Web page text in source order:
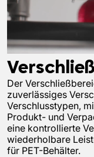
Der
zuverlässiges
Verschlusstypen,
Produkt- und
eine kontrollierte
wiederholbare
für PET-Behälter.